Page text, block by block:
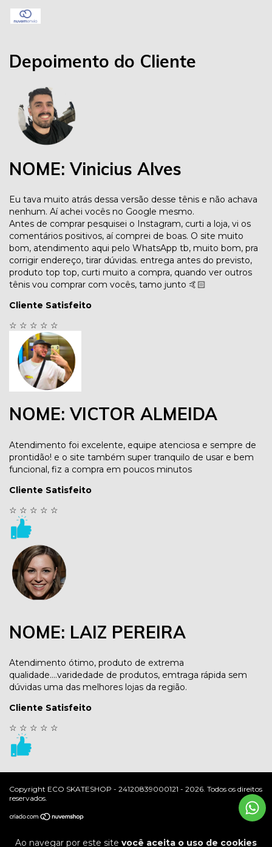
Ao navegar por este site você aceita o uso de cookies
Depoimento do Cliente
NOME: Vinicius Alves
Eu tava muito atrás dessa versão desse tênis e não achava
nenhum. Aí achei vocês no Google mesmo.
Antes de comprar pesquisei o Instagram, curti a loja, vi os
comentários positivos, aí comprei de boas. O site muito
bom, atendimento aqui pelo WhatsApp tb, muito bom, pra
corrigir endereço, tirar dúvidas. entrega antes do previsto,
produto top top, curti muito a compra, quando ver outros
tênis vou comprar com vocês, tamo junto 🤙🏻
Cliente Satisfeito
☆ ☆ ☆ ☆ ☆
NOME: VICTOR ALMEIDA
Atendimento foi excelente, equipe atenciosa e sempre de
prontidão! e o site também super tranquilo de usar e bem
funcional, fiz a compra em poucos minutos
Cliente Satisfeito
☆ ☆ ☆ ☆ ☆
NOME: LAIZ PEREIRA
Atendimento ótimo, produto de extrema
qualidade....varidedade de produtos, emtraga rápida sem
dúvidas uma das melhores lojas da região.
Cliente Satisfeito
☆ ☆ ☆ ☆ ☆
Copyright ECO SKATESHOP - 24120839000121 - 2026. Todos os direitos
reservados.